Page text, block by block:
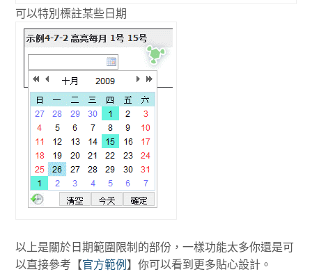
可以特別標註某些日期
以上是關於日期範圍限制的部份，一樣功能太多你還是可
以直接參考【官方範例】你可以看到更多貼心設計。